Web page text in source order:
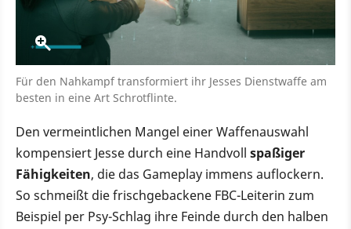
Für den Nahkampf transformiert ihr Jesses Dienstwaffe am
besten in eine Art Schrotflinte.
Den vermeintlichen Mangel einer Waffenauswahl
kompensiert Jesse durch eine Handvoll spaßiger
Fähigkeiten, die das Gameplay immens auflockern.
So schmeißt die frischgebackene FBC-Leiterin zum
Beispiel per Psy-Schlag ihre Feinde durch den halben